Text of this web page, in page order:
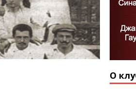
О